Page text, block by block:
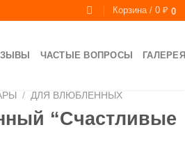
Корзина / 0 ₽ 0
ЧАСТЫЕ ВОПРОСЫ ГАЛЕРЕЯ
/ ДЛЯ ВЛЮБЛЕННЫХ
“Счастливые